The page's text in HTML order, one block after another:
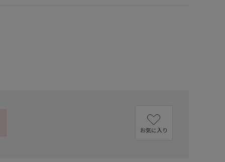
お気に入り